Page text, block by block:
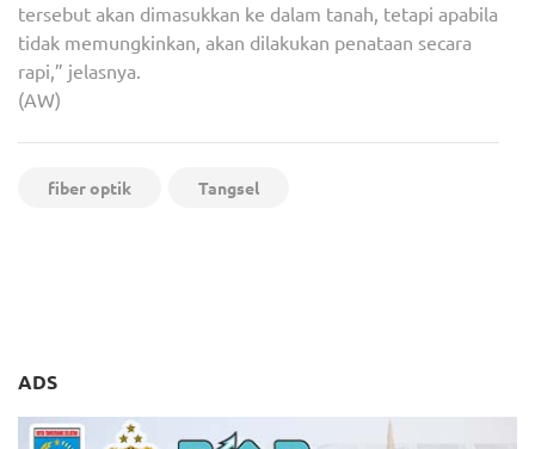
tersebut akan dimasukkan ke dalam tanah, tetapi apabila
tidak memungkinkan, akan dilakukan penataan secara
rapi,” jelasnya.
(AW)
fiber optik Tangsel
ADS